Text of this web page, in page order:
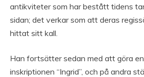
antikviteter som har bestått tidens
sidan; det verkar som att deras
hittat sitt kall.
Han fortsätter sedan med att göra
inskriptionen “Ingrid”, och på andra